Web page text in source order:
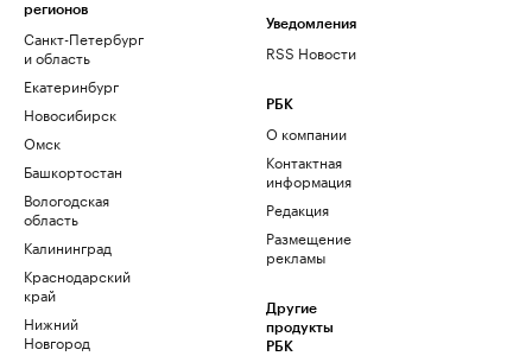
регионов
Санкт-Петербург
и область
Екатеринбург
Новосибирск
Омск
Башкортостан
Вологодская
область
Калининград
Краснодарский
край
Нижний
Новгород
Уведомления
RSS Новости
РБК
О компании
Контактная
информация
Редакция
Размещение
рекламы
Другие
продукты
РБК